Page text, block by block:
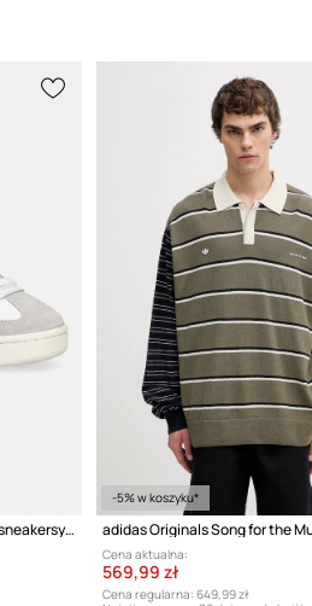
adidas Originals Tango Magnum sneakersy męskie skórzane
-5% w koszyku*
Cena aktualna:
569,99 zł
Cena regularna: 649,99 zł